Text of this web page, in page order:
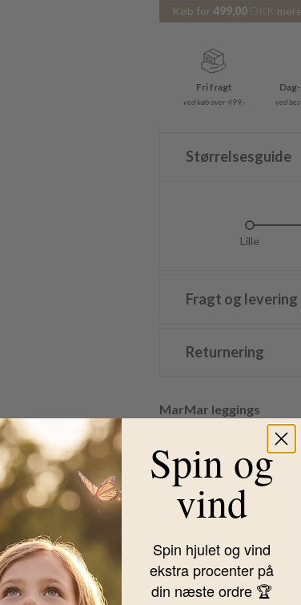
Køb for499,00 DKK
Fri fragt
ved køb over 499,- ved
Størrelsesguide
Lille
Fragt og levering
Returnering
MarMar leggings
Lækre MarMar leggings i
MarMar leggingsene er
De passer smukt sammen
Det er bløde og strækbare
lavet i en god tykkelse.
MarMar leggingsene er
dermed testet for skadelige
Spin og
vind
Spin hjulet og vind
ekstra procenter på
din næste ordre 🏆